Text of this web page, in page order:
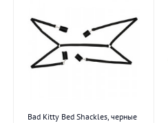
Bad Kitty Bed Shackles, черные